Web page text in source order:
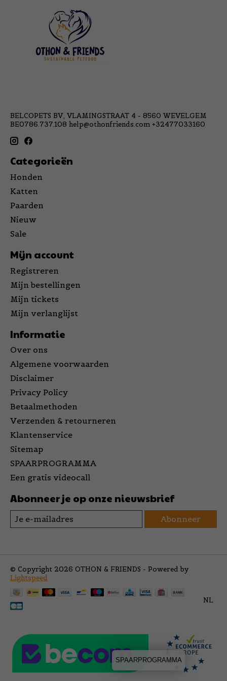
BELCOPETS BV, VLAMINGSTRAAT 4 - 8560 WEVELGEM
BE0786.737.108 help@othonfriends.com +32477033160
Categorieën
Honden
Katten
Paarden
Nieuw
Sale
Mijn account
Registreren
Mijn bestellingen
Mijn tickets
Mijn verlanglijst
Informatie
Over ons
Algemene voorwaarden
Disclaimer
Privacy Policy
Betaalmethoden
Verzenden & retourneren
Klantenservice
Sitemap
SPAARPROGRAMMA
Een gratis videocall
Abonneer je op onze nieuwsbrief
Abonneer
© Copyright 2026 OTHON & FRIENDS - Powered by
Lightspeed
NL
SPAARPROGRAMMA